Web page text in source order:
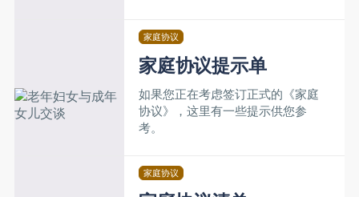
家庭协议
家庭协议提示单
如果您正在考虑签订正式的《家庭
协议》，这里有一些提示供您参
考。
家庭协议